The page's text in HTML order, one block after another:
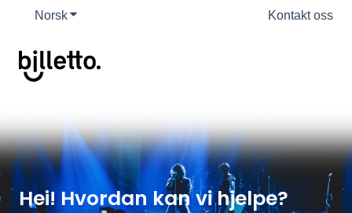
NorskVis undermeny for oversettelser Kontakt oss
Hei! Hvordan kan vi hjelpe?